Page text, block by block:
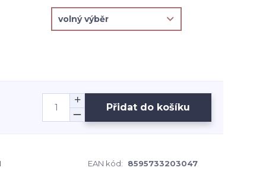
Přidat do košíku
EAN kód: 8595733203047